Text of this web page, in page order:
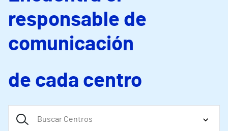
responsable de
comunicación
de cada centro